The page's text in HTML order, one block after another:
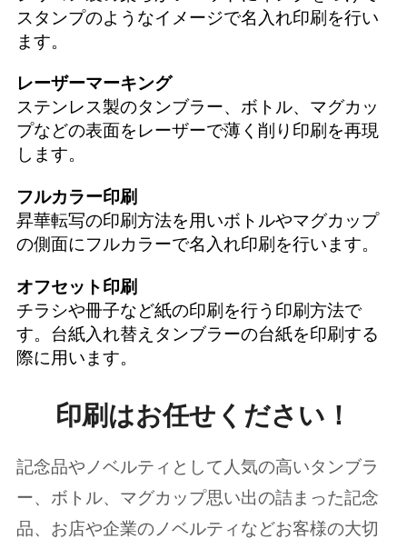
スタンプのようなイメージで名入れ印刷を行い
ます。
レーザーマーキング
ステンレス製のタンブラー、ボトル、マグカッ
プなどの表面をレーザーで薄く削り印刷を再現
します。
フルカラー印刷
昇華転写の印刷方法を用いボトルやマグカップ
の側面にフルカラーで名入れ印刷を行います。
オフセット印刷
チラシや冊子など紙の印刷を行う印刷方法で
す。台紙入れ替えタンブラーの台紙を印刷する
際に用います。
印刷はお任せください！
記念品やノベルティとして人気の高いタンブラ
ー、ボトル、マグカップ思い出の詰まった記念
品、お店や企業のノベルティなどお客様の大切